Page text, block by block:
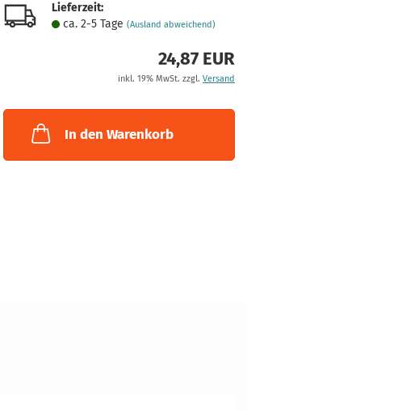
Lieferzeit:
ca. 2-5 Tage(Ausland abweichend)
24,87 EUR
inkl. 19% MwSt. zzgl. Versand
In den Warenkorb